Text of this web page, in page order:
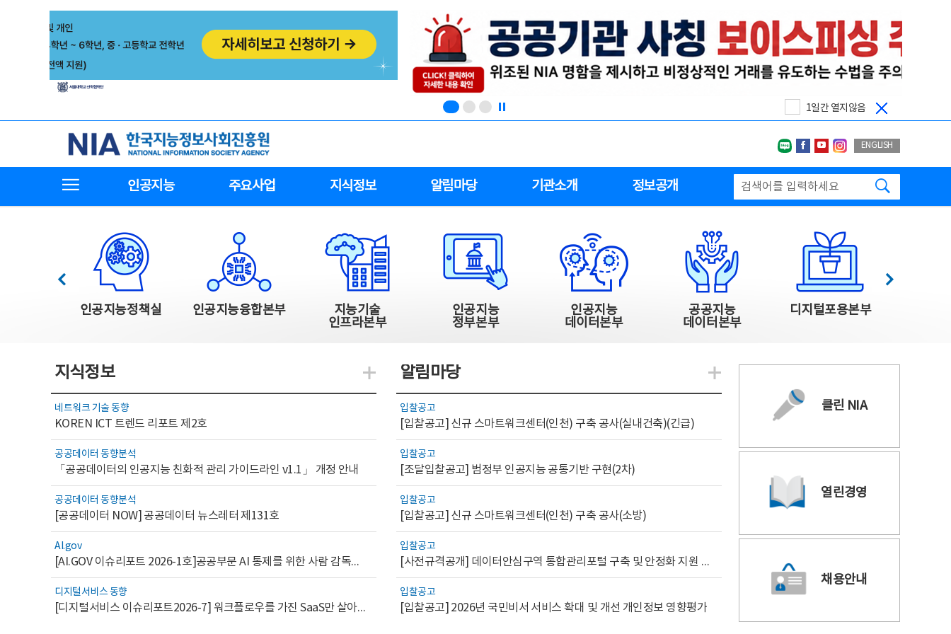
1일간 열지않음
한국지능정보사회진흥원
네이버블로그
페이스북
유투브인스타그랩
ENGLISH
인공지능 주요사업 지식정보 알림마당 기관소개 정보공개
한국지능정보사회진흥원 주요사업
인공지능정책실 인공지능융합본부
지능기술
인프라본부
인공지능
정부본부
인공지능
데이터본부
공공지능
데이터본부
디지털포용본부
이전 다음
지식정보
네트워크 기술 동향
KOREN ICT 트렌드 리포트 제2호
공공데이터 동향분석
「공공데이터의 인공지능 친화적 관리 가이드라인 v1.1」 개정 안내
공공데이터 동향분석
[공공데이터 NOW] 공공데이터 뉴스레터 제131호
AI.gov
[AI.GOV 이슈리포트 2026-1호]공공부문 AI 통제를 위한 사람 감독의 해외 사례 분석 및 시사점
디지털서비스 동향
[디지털서비스 이슈리포트2026-7] 워크플로우를 가진 SaaS만 살아남는다
지식관련 더보기
알림마당
입찰공고
[입찰공고] 신규 스마트워크센터(인천) 구축 공사(실내건축)(긴급)
입찰공고
[조달입찰공고] 범정부 인공지능 공통기반 구현(2차)
입찰공고
[입찰공고] 신규 스마트워크센터(인천) 구축 공사(소방)
입찰공고
[사전규격공개] 데이터안심구역 통합관리포털 구축 및 안정화 지원 사업 위탁감리
입찰공고
[입찰공고] 2026년 국민비서 서비스 확대 및 개선 개인정보 영향평가
알림관련 더보기
클린 NIA
열린경영
채용안내